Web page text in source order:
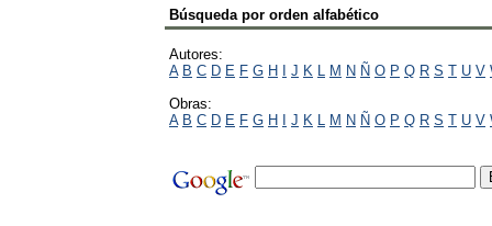
Búsqueda por orden alfabético
Autores:
A B C D E F G H I J K L M N Ñ O P Q R S T U V
Obras:
A B C D E F G H I J K L M N Ñ O P Q R S T U V